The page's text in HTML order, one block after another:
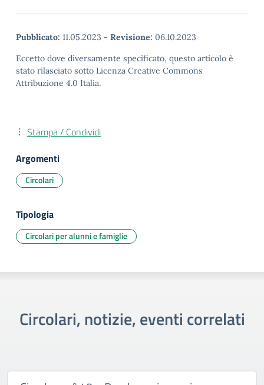
Pubblicato: 11.05.2023 - Revisione: 06.10.2023
Eccetto dove diversamente specificato, questo articolo è
stato rilasciato sotto Licenza Creative Commons
Attribuzione 4.0 Italia.
Stampa / Condividi
Argomenti
Circolari
Tipologia
Circolari per alunni e famiglie
Circolari, notizie, eventi correlati